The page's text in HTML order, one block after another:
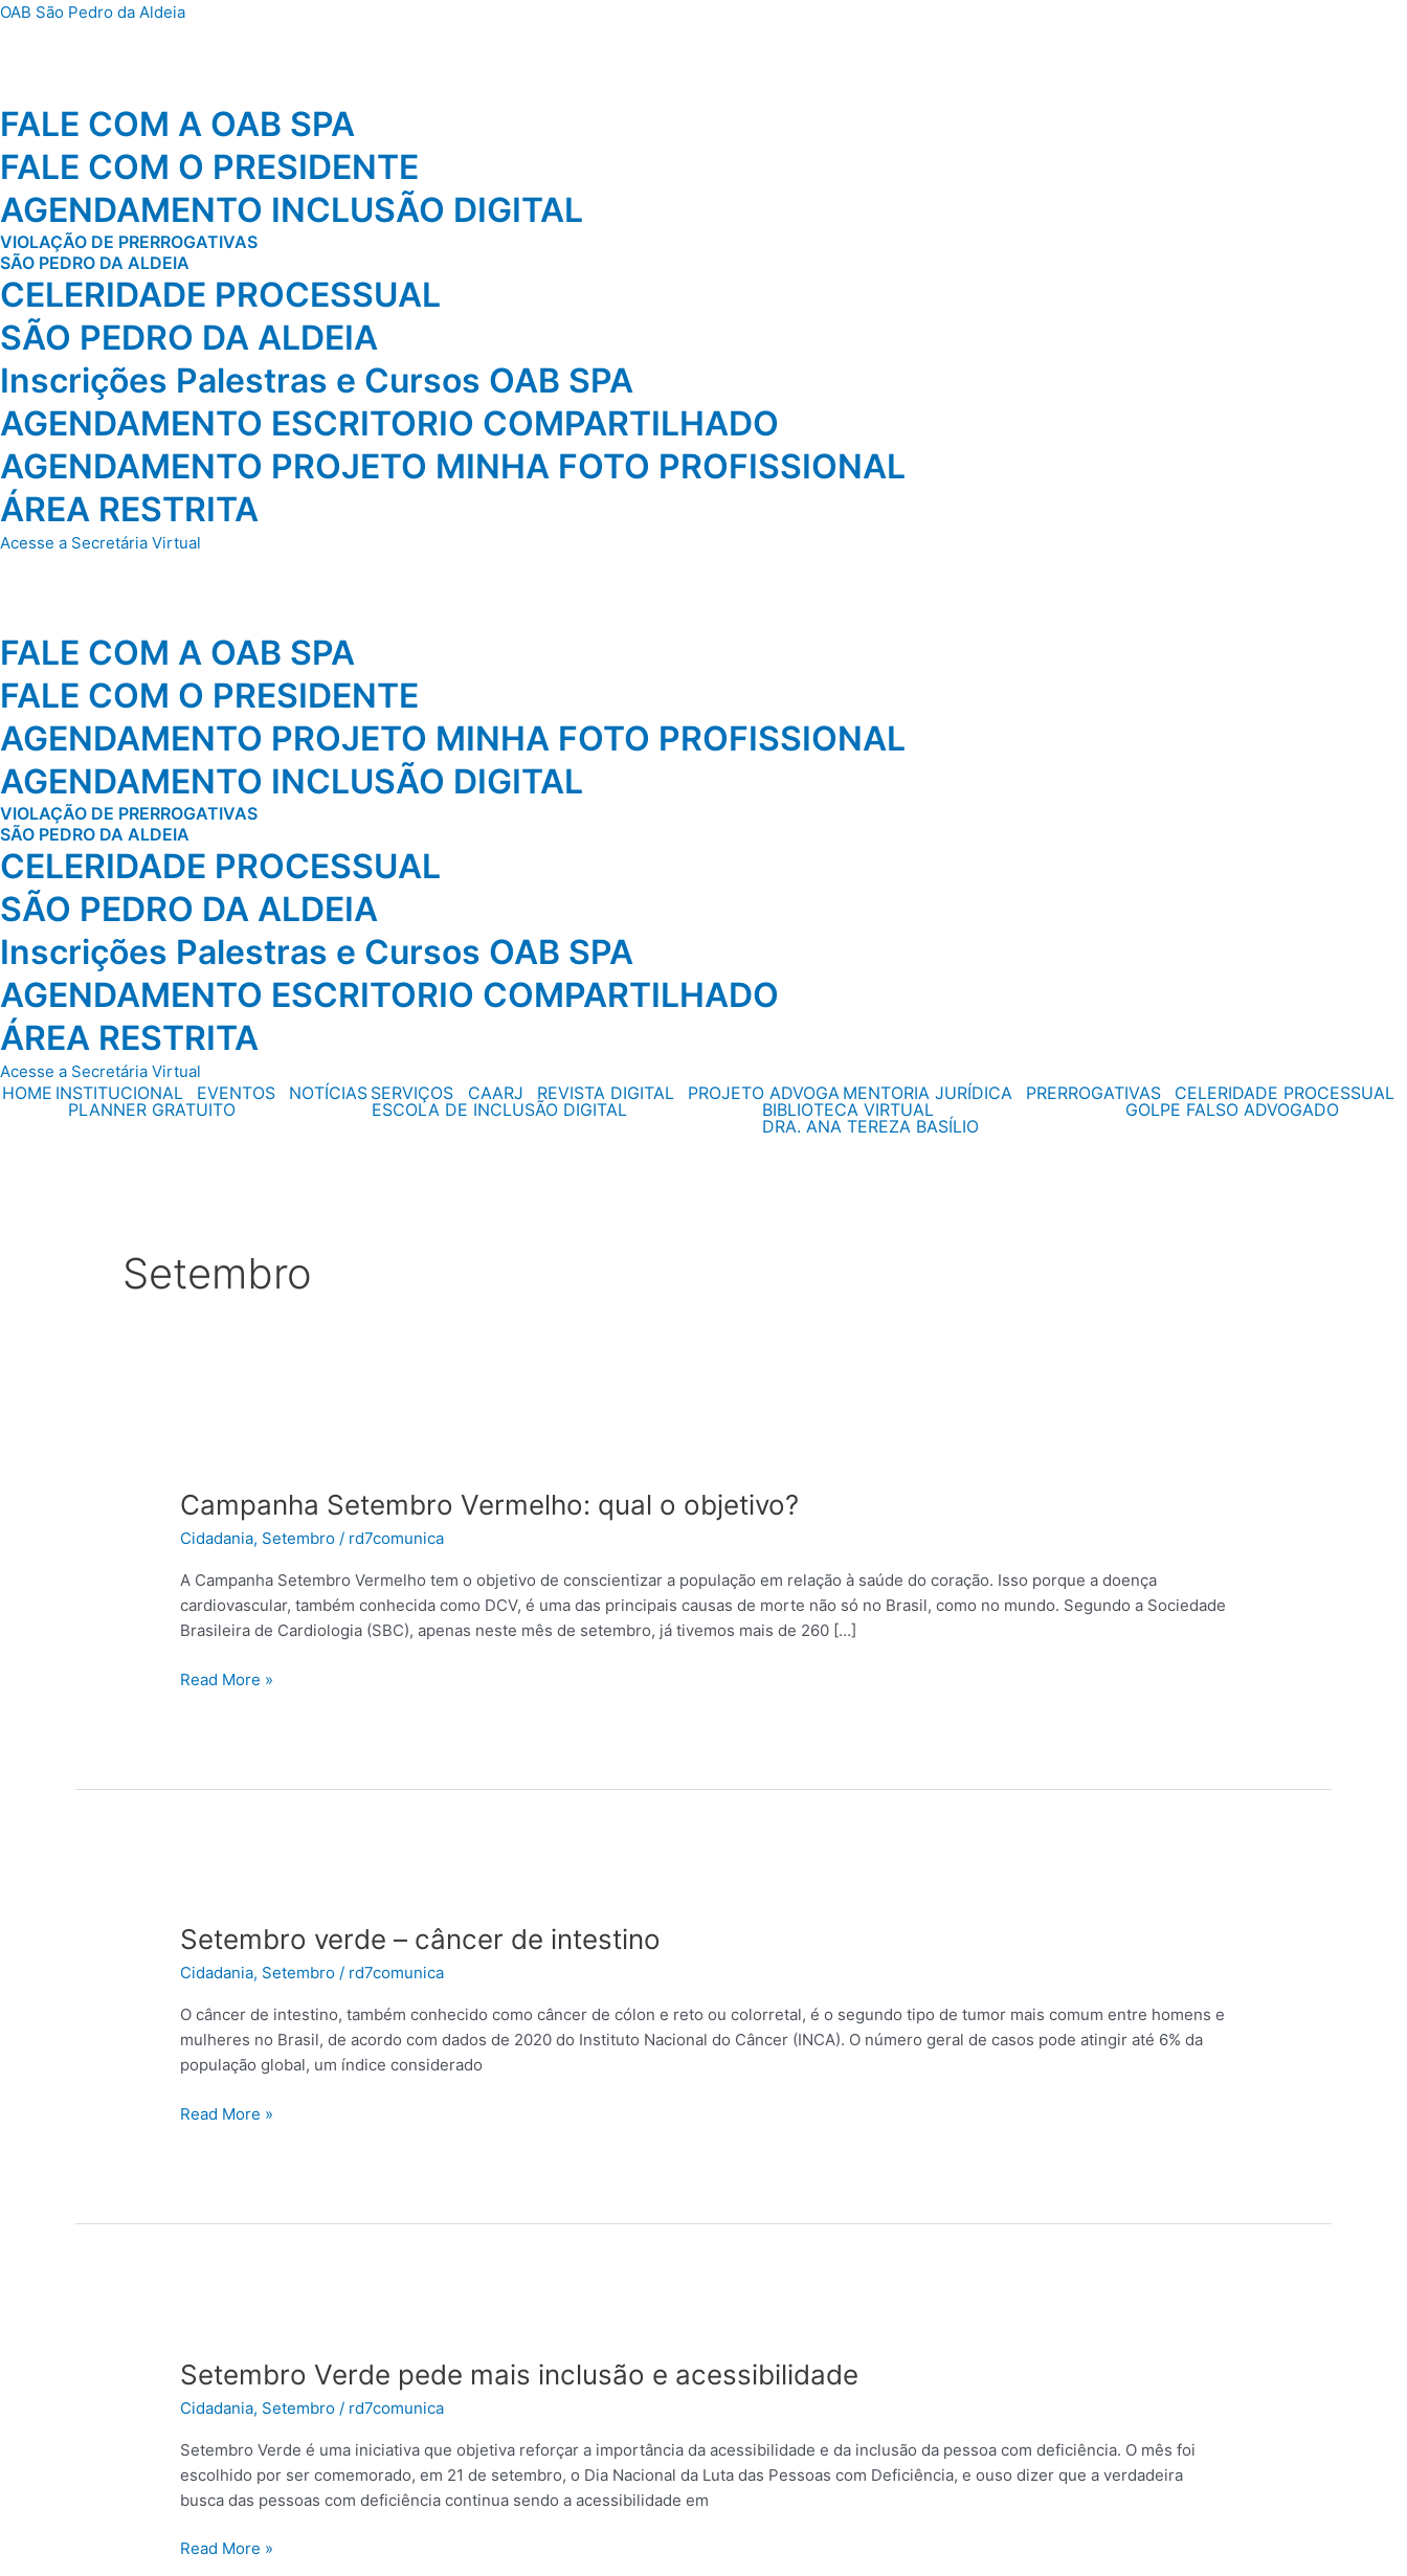
Ir
OAB São Pedro da Aldeia
FALE COM A OAB SPA
FALE COM O PRESIDENTE
AGENDAMENTO INCLUSÃO DIGITAL
VIOLAÇÃO DE PRERROGATIVAS
SÃO PEDRO DA ALDEIA
CELERIDADE PROCESSUAL
SÃO PEDRO DA ALDEIA
Inscrições Palestras e Cursos OAB SPA
AGENDAMENTO ESCRITORIO COMPARTILHADO
AGENDAMENTO PROJETO MINHA FOTO PROFISSIONAL
ÁREA RESTRITA
Acesse a Secretária Virtual
FALE COM A OAB SPA
FALE COM O PRESIDENTE
AGENDAMENTO PROJETO MINHA FOTO PROFISSIONAL
AGENDAMENTO INCLUSÃO DIGITAL
VIOLAÇÃO DE PRERROGATIVAS
SÃO PEDRO DA ALDEIA
CELERIDADE PROCESSUAL
SÃO PEDRO DA ALDEIA
Inscrições Palestras e Cursos OAB SPA
AGENDAMENTO ESCRITORIO COMPARTILHADO
ÁREA RESTRITA
Acesse a Secretária Virtual
HOME INSTITUCIONAL EVENTOS NOTÍCIAS SERVIÇOS CAARJ REVISTA DIGITAL PROJETO ADVOGA MENTORIA JURÍDICA PRERROGATIVAS
CELERIDADE PROCESSUAL
PLANNER GRATUITO
ESCOLA DE INCLUSÃO DIGITAL
BIBLIOTECA VIRTUAL
DRA. ANA TEREZA BASÍLIO
GOLPE FALSO ADVOGADO
Setembro
Campanha Setembro Vermelho: qual o objetivo?
Cidadania, Setembro / rd7comunica
A Campanha Setembro Vermelho tem o objetivo de conscientizar a população em relação à saúde do coração. Isso porque a doença
cardiovascular, também conhecida como DCV, é uma das principais causas de morte não só no Brasil, como no mundo. Segundo a Sociedade
Brasileira de Cardiologia (SBC), apenas neste mês de setembro, já tivemos mais de 260 […]
Vermelho:
o
objetivo?
Read More »
Setembro verde – câncer de intestino
Cidadania, Setembro / rd7comunica
O câncer de intestino, também conhecido como câncer de cólon e reto ou colorretal, é o segundo tipo de tumor mais comum entre homens e
mulheres no Brasil, de acordo com dados de 2020 do Instituto Nacional do Câncer (INCA). O número geral de casos pode atingir até 6% da
população global, um índice considerado
–
de
intestino
Read More »
Setembro Verde pede mais inclusão e acessibilidade
Cidadania, Setembro / rd7comunica
Setembro Verde é uma iniciativa que objetiva reforçar a importância da acessibilidade e da inclusão da pessoa com deficiência. O mês foi
escolhido por ser comemorado, em 21 de setembro, o Dia Nacional da Luta das Pessoas com Deficiência, e ouso dizer que a verdadeira
busca das pessoas com deficiência continua sendo a acessibilidade em
pede
inclusão
e
acessibilidade
Read More »